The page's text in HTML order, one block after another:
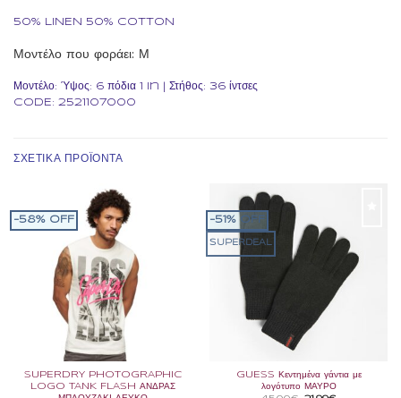
50% LINEN 50% COTTON
Μοντέλο που φοράει: Μ
Μοντέλο: Ύψος: 6 πόδια 1 in | Στήθος: 36 ίντσες
CODE: 2521107000
ΣΧΕΤΙΚΆ ΠΡΟΪΌΝΤΑ
-58% OFF
SUPERDRY PHOTOGRAPHIC
LOGO TANK FLASH ΑΝΔΡΑΣ
-51% OFF
SUPERDEAL
ΤΟ
ΘΈΛΩ
GUESS Κεντημένα γάντια με
λογότυπο ΜΑΥΡΟ